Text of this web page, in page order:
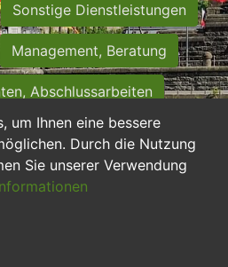
um Ihnen eine bessere
Durch die Nutzung
Sie unserer Verwendung
Sonstige Dienstleistungen
Management, Beratung
Abschlussarbeiten
Sekretariat
Nebenjobs
duale Ausbildung